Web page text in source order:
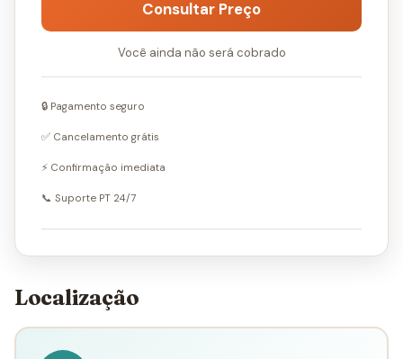
Consultar Preço
Você ainda não será cobrado
🔒 Pagamento seguro
✅ Cancelamento grátis
⚡ Confirmação imediata
📞 Suporte PT 24/7
Localização